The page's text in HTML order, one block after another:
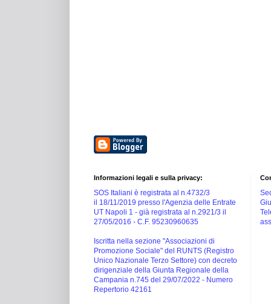
Informazioni legali e sulla privacy:
SOS Italiani è registrata al n.4732/3
il 18/11/2019 presso l'Agenzia delle Entrate
UT Napoli 1 - già registrata al n.2921/3 il
27/05/2016 - C.F. 95230960635
Iscritta nella sezione "Associazioni di
Promozione Sociale" del RUNTS (Registro
Unico Nazionale Terzo Settore) con decreto
dirigenziale della Giunta Regionale della
Campania n.745 del 29/07/2022 - Numero
Repertorio 42161